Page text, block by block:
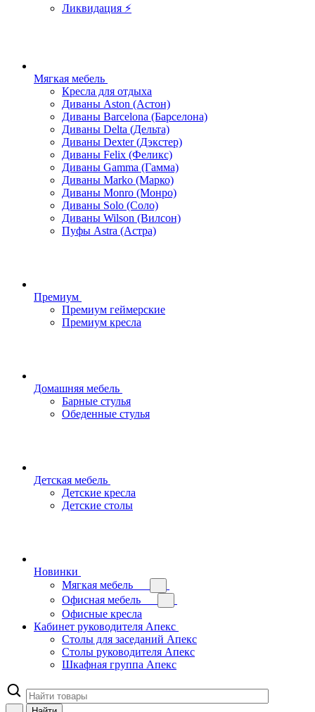
Ликвидация ⚡
Мягкая мебель
Кресла для отдыха
Диваны Aston (Астон)
Диваны Barcelona (Барселона)
Диваны Delta (Дельта)
Диваны Dexter (Дэкстер)
Диваны Felix (Феликс)
Диваны Gamma (Гамма)
Диваны Marko (Марко)
Диваны Monro (Монро)
Диваны Solo (Соло)
Диваны Wilson (Вилсон)
Пуфы Astra (Астра)
Премиум
Премиум геймерские
Премиум кресла
Домашняя мебель
Барные стулья
Обеденные стулья
Детская мебель
Детские кресла
Детские столы
Новинки
Мягкая мебель
Офисная мебель
Офисные кресла
Кабинет руководителя Апекс
Столы для заседаний Апекс
Столы руководителя Апекс
Шкафная группа Апекс